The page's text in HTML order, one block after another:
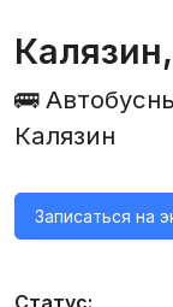
🚌
Калязин
Записаться на
Статус: